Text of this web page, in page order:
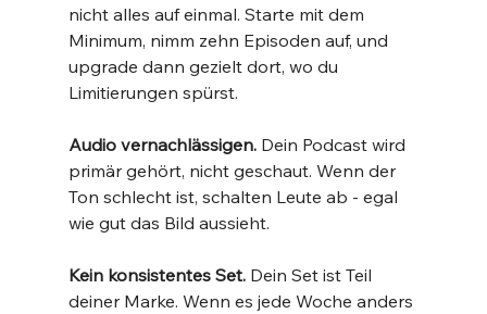
nicht alles auf einmal. Starte mit dem
Minimum, nimm zehn Episoden auf, und
upgrade dann gezielt dort, wo du
Limitierungen spürst.
Audio vernachlässigen. Dein Podcast wird
primär gehört, nicht geschaut. Wenn der
Ton schlecht ist, schalten Leute ab - egal
wie gut das Bild aussieht.
Kein konsistentes Set. Dein Set ist Teil
deiner Marke. Wenn es jede Woche anders